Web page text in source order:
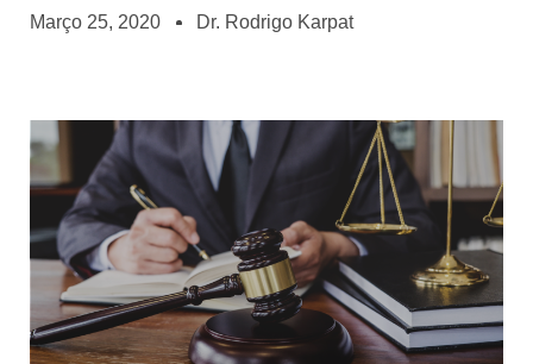
Março 25, 2020 Dr. Rodrigo Karpat